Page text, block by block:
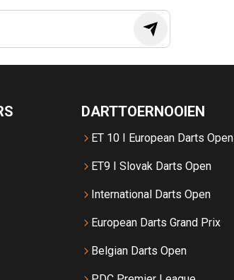
DARTTOERNOOIEN
ET 10 I European Darts Open
ET9 I Slovak Darts Open
International Darts Open
European Darts Grand Prix
Belgian Darts Open